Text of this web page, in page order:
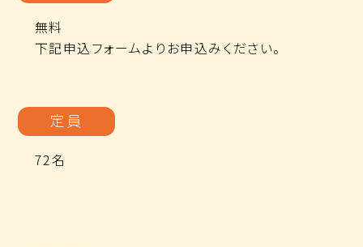
無料
下記申込フォームよりお申込みください。
定員
72名